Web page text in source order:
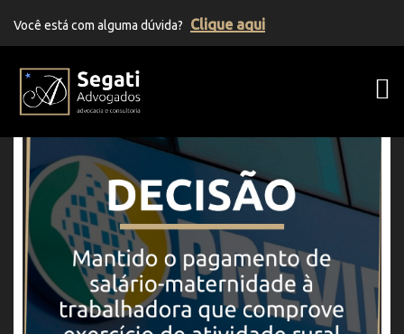
Você está com alguma dúvida? Clique aqui